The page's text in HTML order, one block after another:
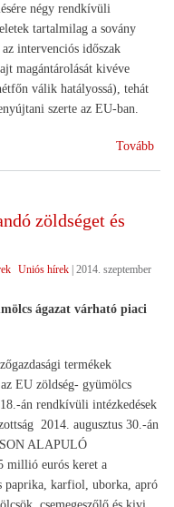
négy rendkívüli
tartalmilag a sovány
intervenciós időszak
magántárolását kivéve
válik hatályossá), tehát
szerte az EU-ban.
Tovább
zöldséget és
Uniós hírek | 2014. szeptember
ágazat várható piaci
termékek
EU zöldség- gyümölcs
án rendkívüli intézkedések
2014. augusztus 30.-án
ALAPULÓ
millió eurós keret a
paprika, karfiol, uborka, apró